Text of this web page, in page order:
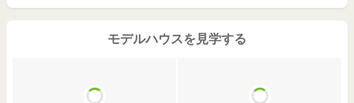
モデルハウスを見学する